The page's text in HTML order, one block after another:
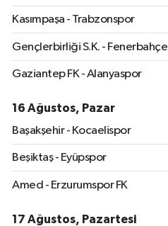
Kasımpaşa - Trabzonspor
Gençlerbirliği S.K. - Fenerbahçe
Gaziantep FK - Alanyaspor
16 Ağustos, Pazar
Başakşehir - Kocaelispor
Beşiktaş - Eyüpspor
Amed - Erzurumspor FK
17 Ağustos, Pazartesi